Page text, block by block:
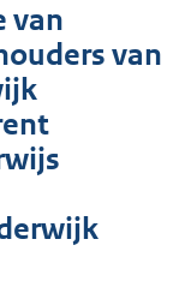
van
van